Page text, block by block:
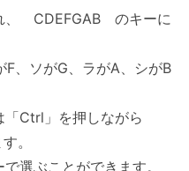
、 CDEFGAB のキーに
F、ソがG、ラがA、シがB
「Ctrl」を押しながら
。
選ぶことができます。